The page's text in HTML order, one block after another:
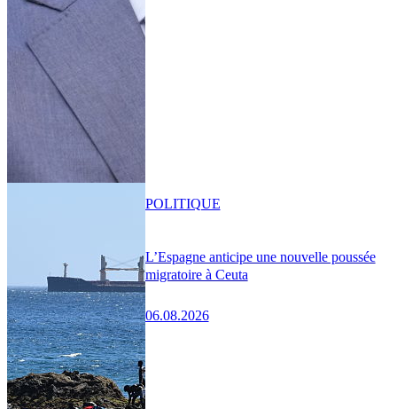
L’Espagne anticipe une nouvelle poussée
migratoire à Ceuta
06.08.2026
POLITIQUE